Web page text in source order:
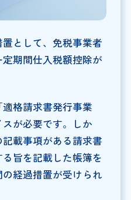
として、免税事業者
期間仕入税額控除が
格請求書発行事業
が必要です。しか
載事項がある請求書
旨を記載した帳簿を
経過措置が受けられ